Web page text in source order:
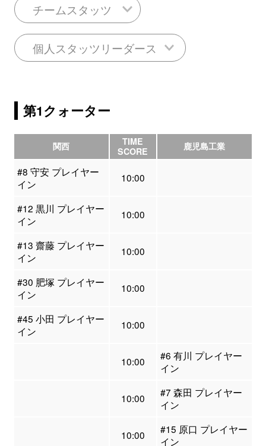
チームスタッツ
個人スタッツリーダース
第1クォーター
関西
TIME
SCORE
鹿児島工業
#8 守安 プレイヤー
イン
10:00
#12 黒川 プレイヤー
イン
10:00
#13 齋藤 プレイヤー
イン
10:00
#30 肥塚 プレイヤー
イン
10:00
#45 小田 プレイヤー
イン
10:00
10:00
#6 有川 プレイヤー
イン
10:00
#7 森田 プレイヤー
イン
10:00
#15 原口 プレイヤー
イン